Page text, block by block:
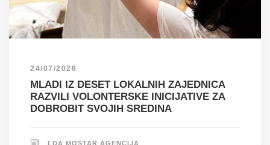
24/07/2026
MLADI IZ DESET LOKALNIH ZAJEDNICA
RAZVILI VOLONTERSKE INICIJATIVE ZA
DOBROBIT SVOJIH SREDINA
LDA MOSTAR AGENCIJA